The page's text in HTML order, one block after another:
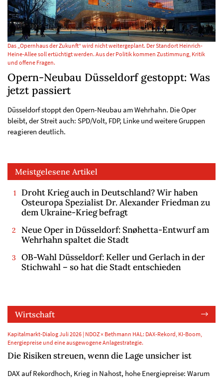
Das „Opernhaus der Zukunft“ wird nicht weitergeplant. Der Standort Heinrich-
Heine-Allee soll ertüchtigt werden. Aus der Politik kommen Zustimmung, Kritik
und offene Fragen.
Opern-Neubau Düsseldorf gestoppt: Was
jetzt passiert
Düsseldorf stoppt den Opern-Neubau am Wehrhahn. Die Oper
bleibt, der Streit auch: SPD/Volt, FDP, Linke und weitere Gruppen
reagieren deutlich.
Meistgelesene Artikel
Droht Krieg auch in Deutschland? Wir haben
Osteuropa Spezialist Dr. Alexander Friedman zu
dem Ukraine-Krieg befragt
Neue Oper in Düsseldorf: Snøhetta-Entwurf am
Wehrhahn spaltet die Stadt
OB-Wahl Düsseldorf: Keller und Gerlach in der
Stichwahl – so hat die Stadt entschieden
Wirtschaft
Kapitalmarkt-Dialog Juli 2026 | NDOZ × Bethmann HAL: DAX-Rekord, KI-Boom,
Energiepreise und eine ausgewogene Anlagestrategie.
Die Risiken streuen, wenn die Lage unsicher ist
DAX auf Rekordhoch, Krieg in Nahost, hohe Energiepreise: Warum